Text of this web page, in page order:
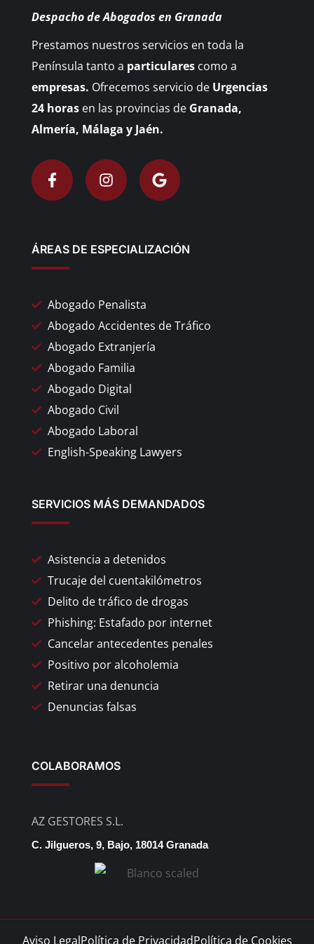
Despacho de Abogados en Granada
Prestamos nuestros servicios en toda la
Península tanto a particulares como a
empresas. Ofrecemos servicio de Urgencias
24 horas en las provincias de Granada,
Almería, Málaga y Jaén.
ÁREAS DE ESPECIALIZACIÓN
Abogado Penalista
Abogado Accidentes de Tráfico
Abogado Extranjería
Abogado Familia
Abogado Digital
Abogado Civil
Abogado Laboral
English-Speaking Lawyers
SERVICIOS MÁS DEMANDADOS
Asistencia a detenidos
Trucaje del cuentakilómetros
Delito de tráfico de drogas
Phishing: Estafado por internet
Cancelar antecedentes penales
Positivo por alcoholemia
Retirar una denuncia
Denuncias falsas
COLABORAMOS
AZ GESTORES S.L.
C. Jilgueros, 9, Bajo, 18014 Granada
Aviso LegalPolítica de PrivacidadPolítica de Cookies